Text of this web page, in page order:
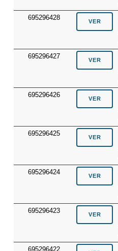
695296428
695296427
695296426
695296425
695296424
695296423
695296422